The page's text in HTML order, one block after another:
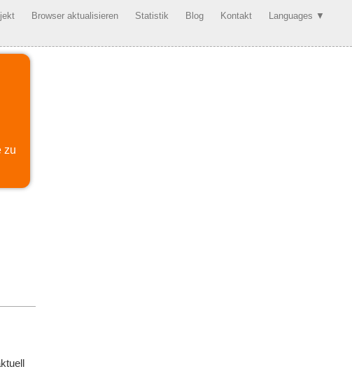
Browser aktualisieren Statistik Blog Kontakt Languages ▼
zu